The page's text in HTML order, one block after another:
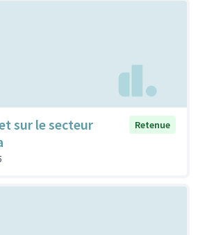
sur le secteur
Retenue